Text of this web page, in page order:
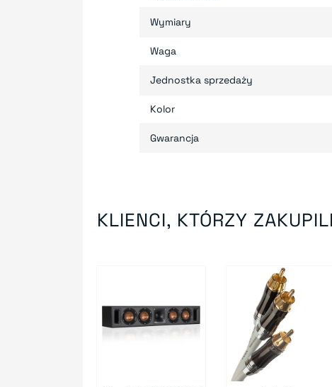
Wymiary
Waga
Jednostka sprzedaży
Kolor
Gwarancja
KLIENCI, KTÓRZY